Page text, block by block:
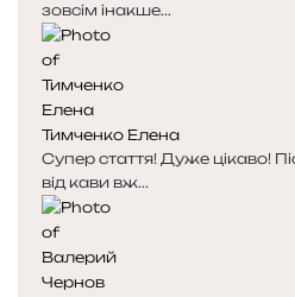
зовсім інакше...
Тимченко Елена
Супер стаття! Дуже цікаво!
від кави вж...